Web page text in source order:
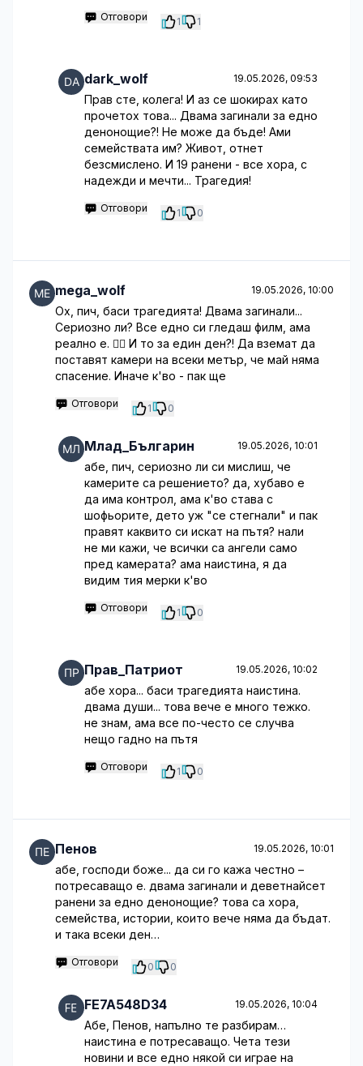
Отговори 1 1
dark_wolf 19.05.2026, 09:53
Прав сте, колега! И аз се шокирах като
прочетох това... Двама загинали за едно
денонощие?! Не може да бъде! Ами
семействата им? Живот, отнет
безсмислено. И 19 ранени - все хора, с
надежди и мечти... Трагедия!
Отговори 1 0
mega_wolf 19.05.2026, 10:00
Ох, пич, баси трагедията! Двама загинали...
Сериозно ли? Все едно си гледаш филм, ама
реално е. 🤦‍♂️ И то за един ден?! Да вземат да
поставят камери на всеки метър, че май няма
спасение. Иначе к'во - пак ще
Отговори 1 0
Млад_Българин 19.05.2026, 10:01
абе, пич, сериозно ли си мислиш, че
камерите са решението? да, хубаво е
да има контрол, ама к'во става с
шофьорите, дето уж "се стегнали" и пак
правят каквито си искат на пътя? нали
не ми кажи, че всички са ангели само
пред камерата? ама наистина, я да
видим тия мерки к'во
Отговори 1 0
Прав_Патриот 19.05.2026, 10:02
абе хора... баси трагедията наистина.
двама души... това вече е много тежко.
не знам, ама все по-често се случва
нещо гадно на пътя
Отговори 1 0
Пенов 19.05.2026, 10:01
абе, господи боже... да си го кажа честно –
потресаващо е. двама загинали и деветнайсет
ранени за едно денонощие? това са хора,
семейства, истории, които вече няма да бъдат.
и така всеки ден…
Отговори 0 0
FE7A548D34 19.05.2026, 10:04
Абе, Пенов, напълно те разбирам…
наистина е потресаващо. Чета тези
новини и все едно някой си играе на